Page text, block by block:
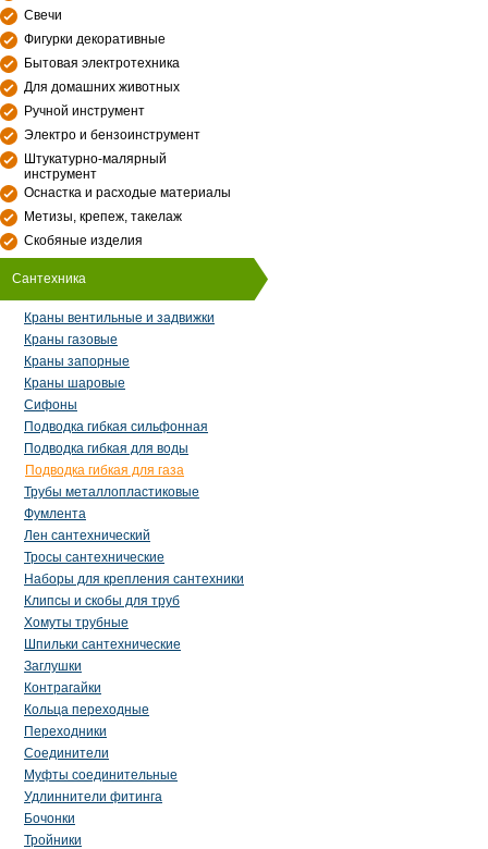
Свечи
Фигурки декоративные
Бытовая электротехника
Для домашних животных
Ручной инструмент
Электро и бензоинструмент
Штукатурно-малярный
инструмент
Оснастка и расходые материалы
Метизы, крепеж, такелаж
Скобяные изделия
Сантехника
Краны вентильные и задвижки
Краны газовые
Краны запорные
Краны шаровые
Сифоны
Подводка гибкая сильфонная
Подводка гибкая для воды
Подводка гибкая для газа
Трубы металлопластиковые
Фумлента
Лен сантехнический
Тросы сантехнические
Наборы для крепления сантехники
Клипсы и скобы для труб
Хомуты трубные
Шпильки сантехнические
Заглушки
Контрагайки
Кольца переходные
Переходники
Соединители
Муфты соединительные
Удлиннители фитинга
Бочонки
Тройники